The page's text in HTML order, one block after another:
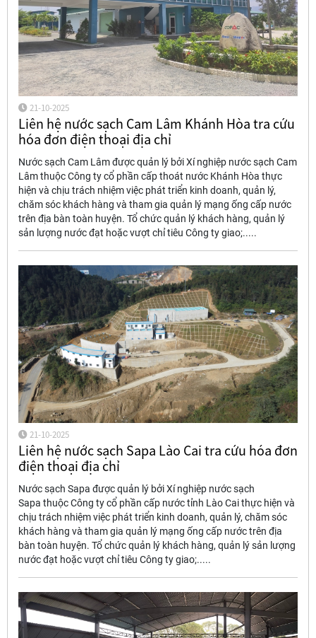
21-10-2025
Liên hệ nước sạch Cam Lâm Khánh Hòa tra cứu
hóa đơn điện thoại địa chỉ
Nước sạch Cam Lâm được quản lý bởi Xí nghiệp nước sạch Cam
Lâm thuộc Công ty cổ phần cấp thoát nước Khánh Hòa thực
hiện và chịu trách nhiệm việc phát triển kinh doanh, quản lý,
chăm sóc khách hàng và tham gia quản lý mạng ống cấp nước
trên địa bàn toàn huyện. Tổ chức quản lý khách hàng, quản lý
sản lượng nước đạt hoặc vượt chỉ tiêu Công ty giao;.....
21-10-2025
Liên hệ nước sạch Sapa Lào Cai tra cứu hóa đơn
điện thoại địa chỉ
Nước sạch Sapa được quản lý bởi Xí nghiệp nước sạch
Sapa thuộc Công ty cổ phần cấp nước tỉnh Lào Cai thực hiện và
chịu trách nhiệm việc phát triển kinh doanh, quản lý, chăm sóc
khách hàng và tham gia quản lý mạng ống cấp nước trên địa
bàn toàn huyện. Tổ chức quản lý khách hàng, quản lý sản lượng
nước đạt hoặc vượt chỉ tiêu Công ty giao;.....